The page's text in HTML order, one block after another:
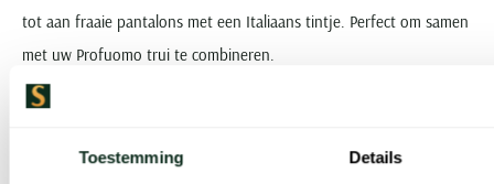
Toestemming Details
tot aan fraaie pantalons met een Italiaans tintje. Perfect om samen
met uw Profuomo trui te combineren.
Kies uw favoriete stijl, kleur en design